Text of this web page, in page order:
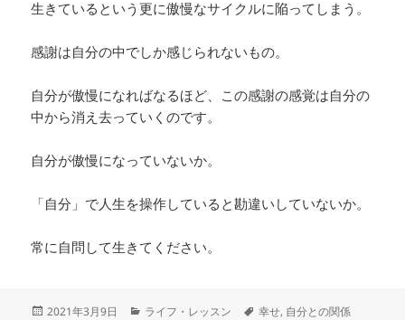
生きているという更に傲慢なサイクルに陥ってしまう。
感謝は自分の中でしか感じられないもの。
自分が傲慢になればなるほど、この感謝の感覚は自分の
中から消え去っていくのです。
自分が傲慢になっていないか。
「自分」で人生を操作していると勘違いしていないか。
常に自問して生きてください。
投
2021年3月9日
カ
ライフ・レッスン
タ
幸せ, 自分との関係